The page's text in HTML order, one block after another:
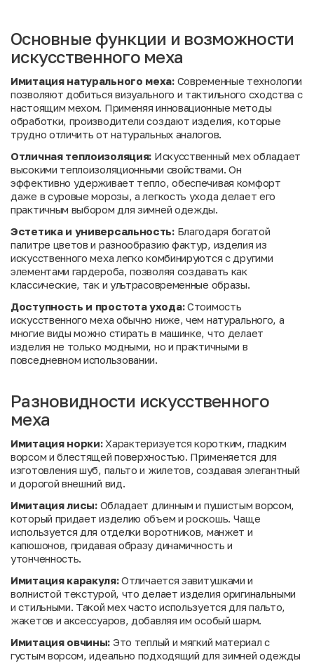
Основные функции и возможности
искусственного меха
Имитация натурального меха:Современные технологии
позволяют добиться визуального и тактильного сходства с
настоящим мехом. Применяя инновационные методы
обработки, производители создают изделия, которые
трудно отличить от натуральных аналогов.
Отличная теплоизоляция: Искусственный мех обладает
высокими теплоизоляционными свойствами. Он
эффективно удерживает тепло, обеспечивая комфорт
даже в суровые морозы, а легкость ухода делает его
практичным выбором для зимней одежды.
Эстетика и универсальность:Благодаря богатой
палитре цветов и разнообразию фактур, изделия из
искусственного меха легко комбинируются с другими
элементами гардероба, позволяя создавать как
классические, так и ультрасовременные образы.
Доступность и простота ухода:Стоимость
искусственного меха обычно ниже, чем натурального, а
многие виды можно стирать в машинке, что делает
изделия не только модными, но и практичными в
повседневном использовании.
Разновидности искусственного
меха
Имитация норки:Характеризуется коротким, гладким
ворсом и блестящей поверхностью. Применяется для
изготовления шуб, пальто и жилетов, создавая элегантный
и дорогой внешний вид.
Имитация лисы:Обладает длинным и пушистым ворсом,
который придает изделию объем и роскошь. Чаще
используется для отделки воротников, манжет и
капюшонов, придавая образу динамичность и
утонченность.
Имитация каракуля:Отличается завитушками и
волнистой текстурой, что делает изделия оригинальными
и стильными. Такой мех часто используется для пальто,
жакетов и аксессуаров, добавляя им особый шарм.
Имитация овчины: Это теплый и мягкий материал с
густым ворсом, идеально подходящий для зимней одежды